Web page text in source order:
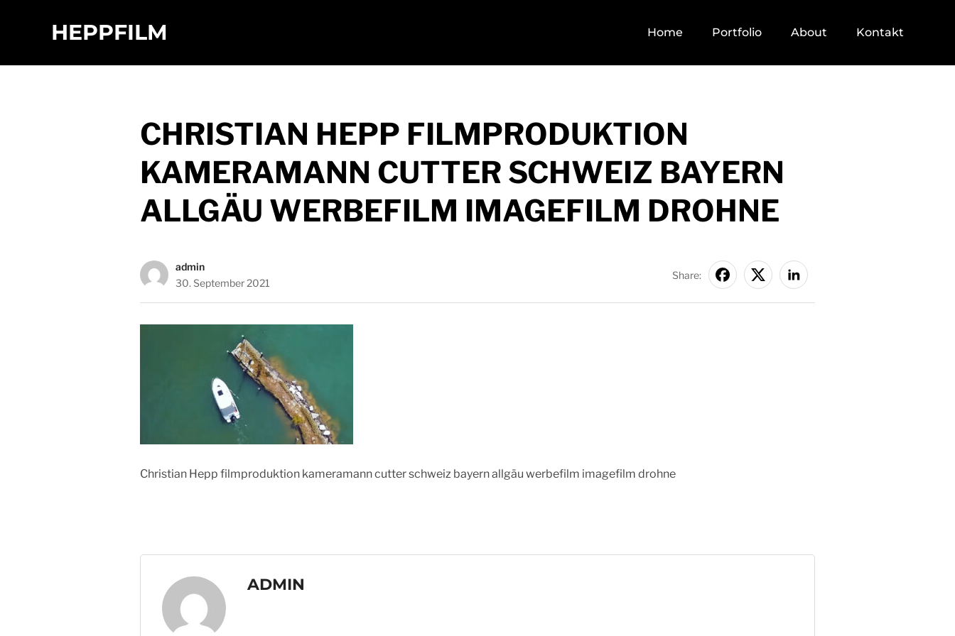
HEPPFILM Home Portfolio About Kontakt
CHRISTIAN HEPP FILMPRODUKTION
KAMERAMANN CUTTER SCHWEIZ BAYERN
ALLGÄU WERBEFILM IMAGEFILM DROHNE
admin
30. September 2021
Share:
Christian Hepp filmproduktion kameramann cutter schweiz bayern allgäu werbefilm imagefilm drohne
ADMIN